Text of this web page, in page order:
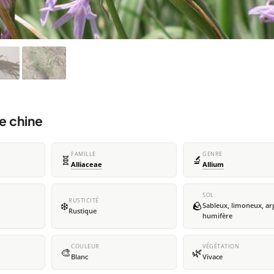
chine
🧬 FAMILLE
Alliaceae 🔬 GENRE
Allium
❄️RUSTICITÉ
Rustique 🪨
SOL
Sableux, limoneux,
humifère
🎨COULEUR
Blanc 🌿VÉGÉTATION
Vivace